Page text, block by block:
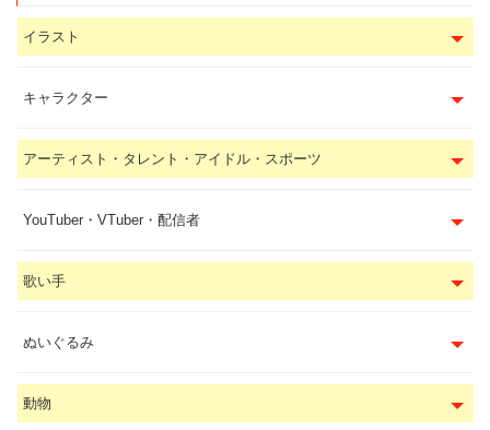
イラスト
キャラクター
アーティスト・タレント・アイドル・スポーツ
YouTuber・VTuber・配信者
歌い手
ぬいぐるみ
動物